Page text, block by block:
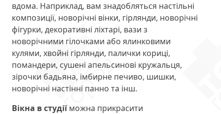
вдома. Наприклад, вам знадобляться настільні
композиції, новорічні вінки, гірлянди, новорічні
фігурки, декоративні ліхтарі, вази з
новорічними гілочками або ялинковими
кулями, хвойні гірлянди, палички кориці,
помандери, сушені апельсинові кружальця,
зірочки бадьяна, імбирне печиво, шишки,
новорічні настінні панно та інш.
Вікна в студії можна прикрасити